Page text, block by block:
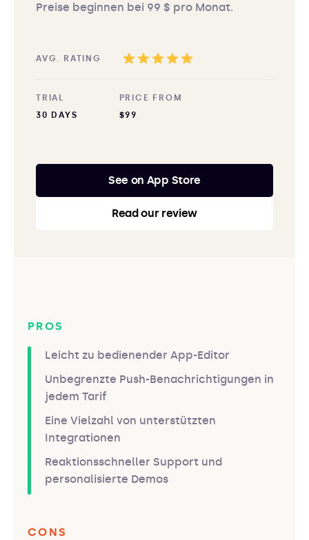
Preise beginnen bei 99 $ pro Monat.
AVG. RATING
TRIAL
30 DAYS
PRICE FROM
$99
See on App Store
Read our review
PROS
Leicht zu bedienender App-Editor
Unbegrenzte Push-Benachrichtigungen in
jedem Tarif
Eine Vielzahl von unterstützten
Integrationen
Reaktionsschneller Support und
personalisierte Demos
CONS